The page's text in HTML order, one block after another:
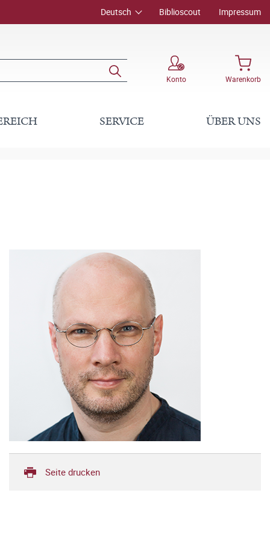
Deutsch Biblioscout Impressum
Konto Warenkorb
SERVICE ÜBER UNS
Seite drucken